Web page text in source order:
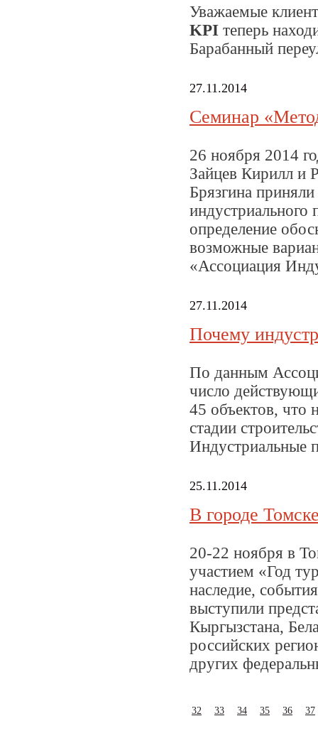
Уважаемые
KPI теперь
Барабанный
27.11.2014
Семинар
26 ноября 2014
Зайцев Кирилл и
Брязгина
индустриального
определение
возможные
«Ассоциация
27.11.2014
Почему
По данным
число
45 объектов, что
стадии
Индустриальные
25.11.2014
В городе
20-22 ноября в
участием «Год
наследие,
выступили
Кыргызстана,
российских
других
32 33 34 35 36 37